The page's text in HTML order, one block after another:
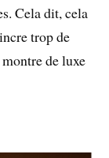
Cela dit, cela
trop de
de luxe